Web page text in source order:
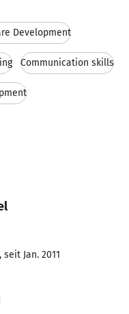
Development
Communication skills
Jan. 2011